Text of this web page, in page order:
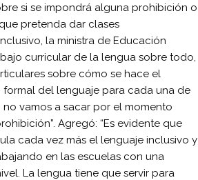
si se impondrá alguna prohibición o
pretenda dar clases
la ministra de Educación
curricular de la lengua sobre todo,
sobre cómo se hace el
formal del lenguaje para cada una de
no vamos a sacar por el momento
Agregó: “Es evidente que
cada vez más el lenguaje inclusivo y
en las escuelas con una
La lengua tiene que servir para